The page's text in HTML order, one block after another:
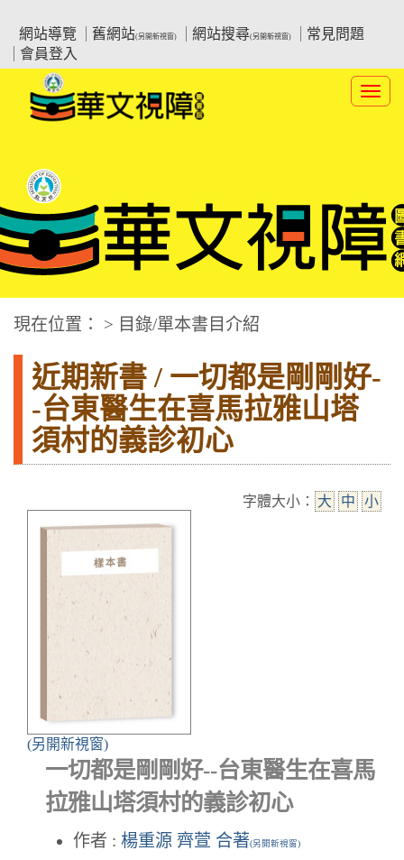
要
網站導覽
舊網站(另開新視窗) 網站搜尋(另開新視窗)
常見問題
會員登入
:::中央區塊
華文視障電子圖書網
現在位置： > 目錄/單本書目介紹
近期新書 / 一切都是剛剛好-
-台東醫生在喜馬拉雅山塔
須村的義診初心
字體大小： 大 中 小
(另開新視窗)
一切都是剛剛好--台東醫生在喜馬
拉雅山塔須村的義診初心
作者 : 楊重源 齊萱 合著(另開新視窗)